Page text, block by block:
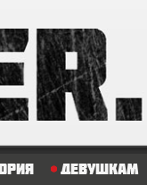
Девушкам